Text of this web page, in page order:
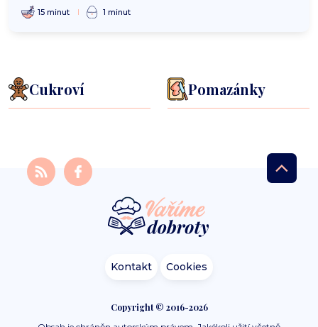
15 minut 1 minut
Cukroví Pomazánky
Kontakt Cookies
Copyright © 2016-2026